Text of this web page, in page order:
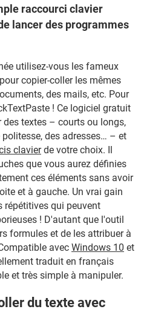
raccourci clavier
lancer des programmes
utilisez-vous les fameux
copier-coller les mêmes
des mails, etc. Pour
! Ce logiciel gratuit
textes – courts ou longs,
des adresses… – et
clavierde votre choix. Il
que vous aurez définies
ces éléments sans avoir
et à gauche. Un vrai gain
répétitives qui peuvent
! D'autant que l'outil
formules et de les attribuer à
avec Windows 10 et
traduit en français
et très simple à manipuler.
du texte avec